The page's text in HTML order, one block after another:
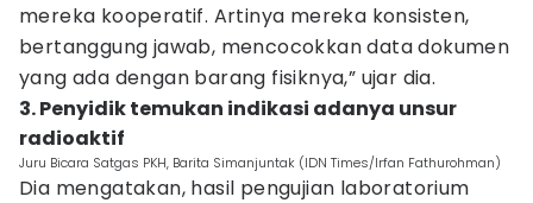
mereka kooperatif. Artinya mereka konsisten,
bertanggung jawab, mencocokkan data dokumen
yang ada dengan barang fisiknya,” ujar dia.
3. Penyidik temukan indikasi adanya unsur
radioaktif
Juru Bicara Satgas PKH, Barita Simanjuntak (IDN Times/Irfan Fathurohman)
Dia mengatakan, hasil pengujian laboratorium